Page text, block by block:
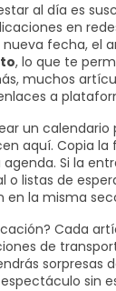
al día es
en
fecha, el
, lo que te
muchos
a
un calendario
aquí. Copia la
Si la
o listas de
en la misma
Cada
de
sorpresas
sin